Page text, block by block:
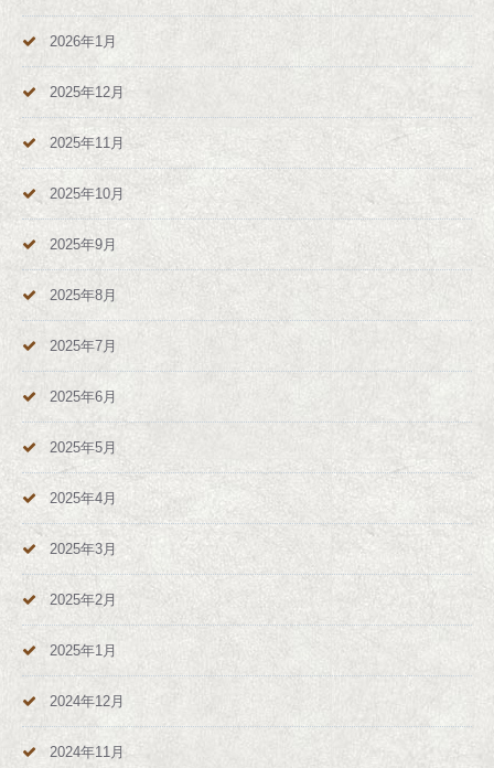
2026年1月
2025年12月
2025年11月
2025年10月
2025年9月
2025年8月
2025年7月
2025年6月
2025年5月
2025年4月
2025年3月
2025年2月
2025年1月
2024年12月
2024年11月